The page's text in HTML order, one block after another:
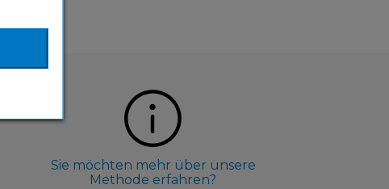
Sie möchten mehr über unsere
Methode erfahren?